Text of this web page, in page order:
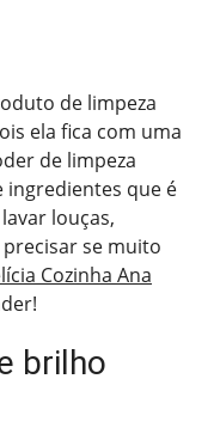
de limpeza
ela fica com uma
de limpeza
ingredientes que é
louças,
se muito
Cozinha Ana
brilho